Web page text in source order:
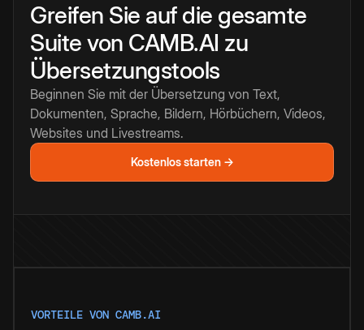
Greifen Sie auf die gesamte
Suite von CAMB.AI zu
Übersetzungstools
Beginnen Sie mit der Übersetzung von Text,
Dokumenten, Sprache, Bildern, Hörbüchern, Videos,
Websites und Livestreams.
Kostenlos starten →
VORTEILE VON CAMB.AI